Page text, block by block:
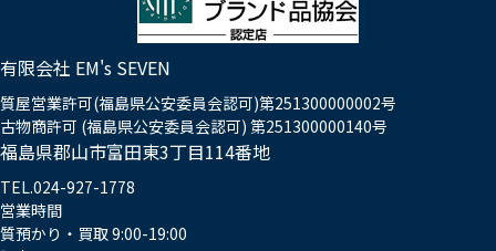
有限会社 EM's SEVEN
質屋営業許可(福島県公安委員会認可)第251300000002号
古物商許可 (福島県公安委員会認可) 第251300000140号
福島県郡山市富田東3丁目114番地
TEL.024-927-1778
営業時間
質預かり・買取 9:00-19:00